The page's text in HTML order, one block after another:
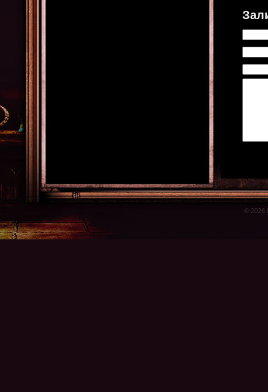
© 2026